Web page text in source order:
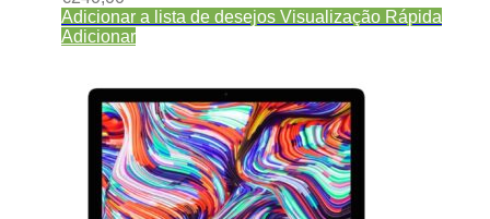
Adicionar a lista de desejos Visualização Rápida
Adicionar